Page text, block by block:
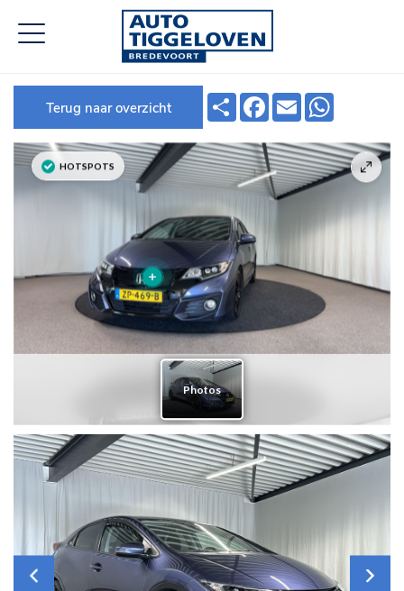
Terug naar overzicht Deel Facebook
Email